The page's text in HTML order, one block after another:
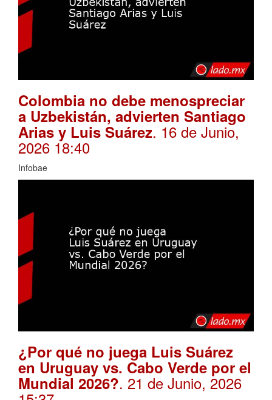
Colombia no debe menospreciar
a Uzbekistán, advierten Santiago
Arias y Luis Suárez. 16 de Junio,
2026 18:40
Infobae
¿Por qué no juega Luis Suárez
en Uruguay vs. Cabo Verde por el
Mundial 2026?. 21 de Junio, 2026